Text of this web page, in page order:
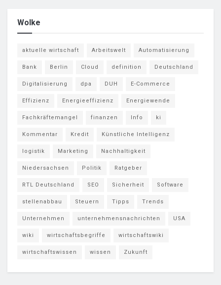
Wolke
aktuelle wirtschaft Arbeitswelt Automatisierung
Bank Berlin Cloud definition Deutschland
Digitalisierung dpa DUH E-Commerce
Effizienz Energieeffizienz Energiewende
Fachkräftemangel finanzen Info ki
Kommentar Kredit Künstliche Intelligenz
logistik Marketing Nachhaltigkeit
Niedersachsen Politik Ratgeber
RTL Deutschland SEO Sicherheit Software
stellenabbau Steuern Tipps Trends
Unternehmen unternehmensnachrichten USA
wiki wirtschaftsbegriffe wirtschaftswiki
wirtschaftswissen wissen Zukunft